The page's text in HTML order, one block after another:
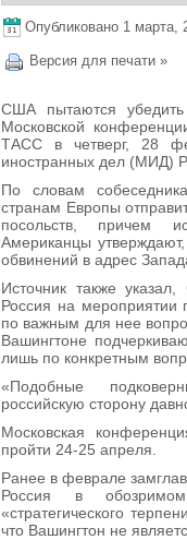
Опубликовано 1 марта,
Версия для печати »
США пытаются
Московской
ТАСС в четверг, 28
иностранных дел (МИД)
По словам
странам Европы
посольств, причем
Американцы
обвинений в адрес
Источник также
Россия на мероприятии
по важным для нее
Вашингтоне
лишь по конкретным
«Подобные
российскую сторону
Московская
пройти 24-25 апреля.
Ранее в феврале
Россия в
«стратегического
что Вашингтон не